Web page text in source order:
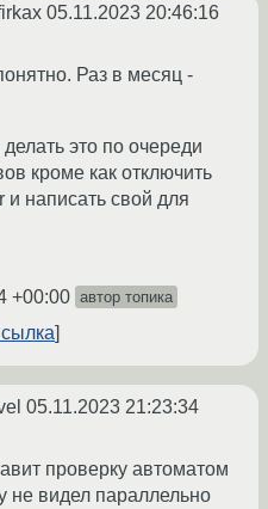
05.11.2023 20:46:16
Раз в месяц -
это по очереди
кроме как отключить
и написать свой для
+00:00 автор топика
05.11.2023 21:23:34
проверку автоматом
не видел параллельно